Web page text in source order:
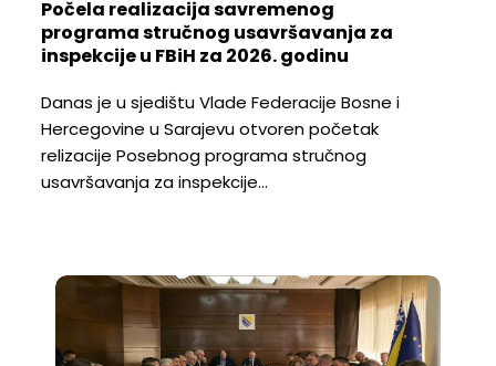
Počela realizacija savremenog
programa stručnog usavršavanja za
inspekcije u FBiH za 2026. godinu
Danas je u sjedištu Vlade Federacije Bosne i
Hercegovine u Sarajevu otvoren početak
relizacije Posebnog programa stručnog
usavršavanja za inspekcije…